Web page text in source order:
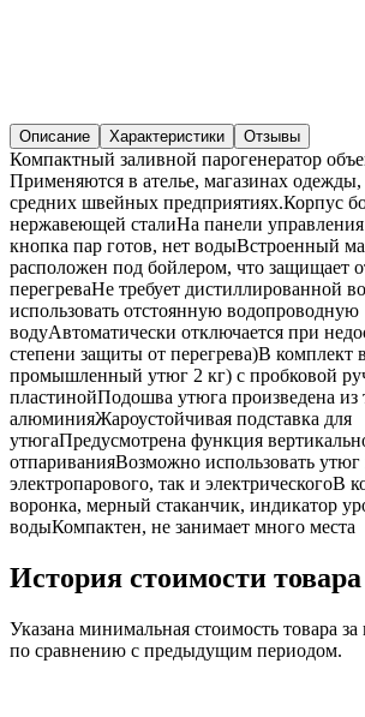
Описание Характеристики Отзывы
Компактный заливной парогенератор
Применяются в ателье, магазинах
средних швейных предприятиях.Корпус
нержавеющей сталиНа панели
кнопка пар готов, нет водыВстроенный
расположен под бойлером, что защищает
перегреваНе требует дистиллированной
использовать отстоянную водопроводную
водуАвтоматически отключается при
степени защиты от перегрева)В комплект
промышленный утюг 2 кг) с пробковой
пластинойПодошва утюга произведена из
алюминияЖароустойчивая подставка для
утюгаПредусмотрена функция
отпариванияВозможно использовать
электропарового, так и электрическогоВ
воронка, мерный стаканчик, индикатор
водыКомпактен, не занимает много места
История стоимости товара
Указана минимальная стоимость товара
по сравнению с предыдущим периодом.